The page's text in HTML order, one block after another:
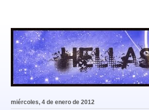
miércoles, 4 de enero de 2012